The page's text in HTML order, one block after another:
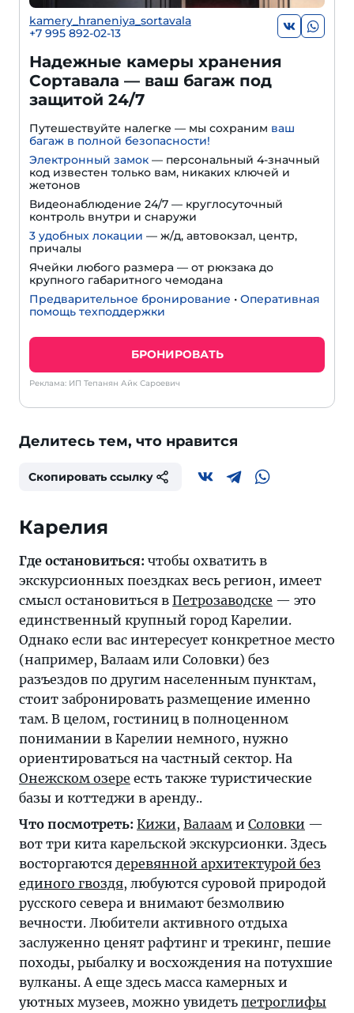
kamery_hraneniya_sortavala
+7 995 892-02-13
Надежные камеры хранения
Сортавала — ваш багаж под
защитой 24/7
Путешествуйте налегке — мы сохраним ваш
багаж в полной безопасности!
Электронный замок — персональный 4-значный
код известен только вам, никаких ключей и
жетонов
Видеонаблюдение 24/7 — круглосуточный
контроль внутри и снаружи
3 удобных локации — ж/д, автовокзал, центр,
причалы
Ячейки любого размера — от рюкзака до
крупного габаритного чемодана
Предварительное бронирование • Оперативная
помощь техподдержки
БРОНИРОВАТЬ
Реклама: ИП Тепанян Айк Сароевич
Делитесь тем, что нравится
Скопировать ссылку
Где остановиться: чтобы охватить в
экскурсионных поездках весь регион, имеет
смысл остановиться в Петрозаводске — это
единственный крупный город Карелии.
Однако если вас интересует конкретное место
(например, Валаам или Соловки) без
разъездов по другим населенным пунктам,
стоит забронировать размещение именно
там. В целом, гостиниц в полноценном
понимании в Карелии немного, нужно
ориентироваться на частный сектор. На
Онежском озере есть также туристические
базы и коттеджи в аренду..
Что посмотреть: Кижи, Валаам и Соловки —
вот три кита карельской экскурсионки. Здесь
восторгаются деревянной архитектурой без
единого гвоздя, любуются суровой природой
русского севера и внимают безмолвию
вечности. Любители активного отдыха
заслуженно ценят рафтинг и трекинг, пешие
походы, рыбалку и восхождения на потухшие
вулканы. А еще здесь масса камерных и
уютных музеев, можно увидеть петроглифы